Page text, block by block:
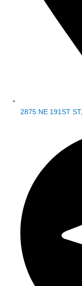
2875 NE 191ST